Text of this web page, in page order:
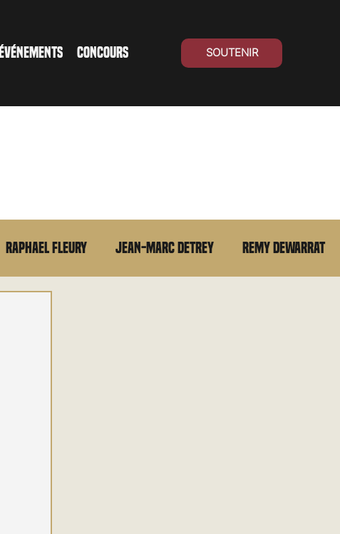
ÉVÉNEMENTS CONCOURS SOUTENIR
Raphael Fleury Jean-Marc Detrey Remy Dewarrat